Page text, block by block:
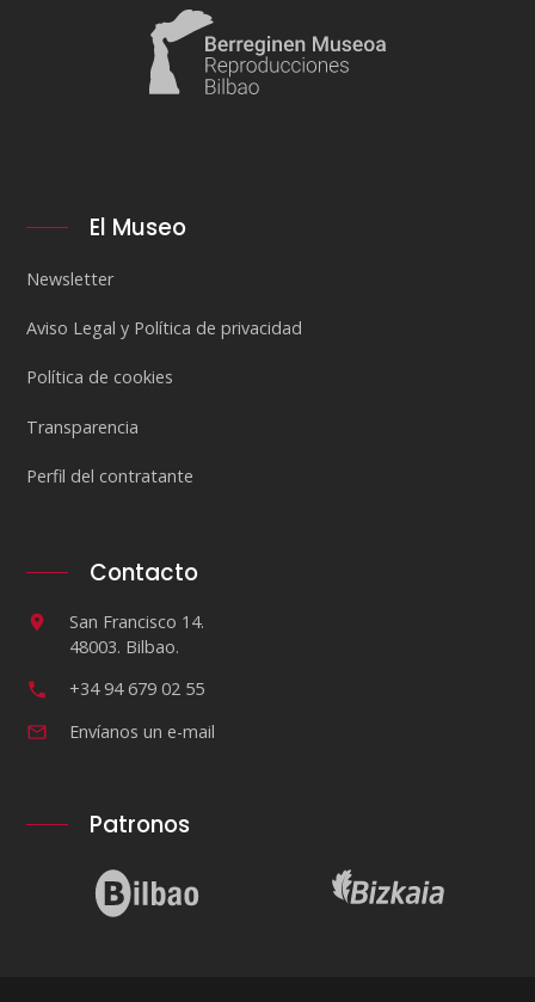
El Museo
Newsletter
Aviso Legal y Política de privacidad
Política de cookies
Transparencia
Perfil del contratante
Contacto
San Francisco 14.
48003. Bilbao.
+34 94 679 02 55
Envíanos un e-mail
Patronos